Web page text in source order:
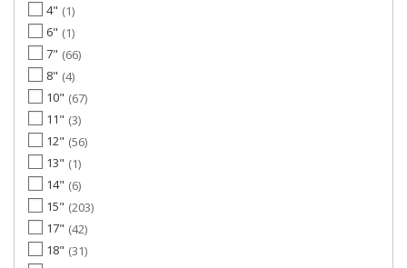
4"
1
6"
1
7" 66
8" 4
10" 67
11" 3
12" 56
13"
1
14" 6
15" 203
17" 42
18" 31